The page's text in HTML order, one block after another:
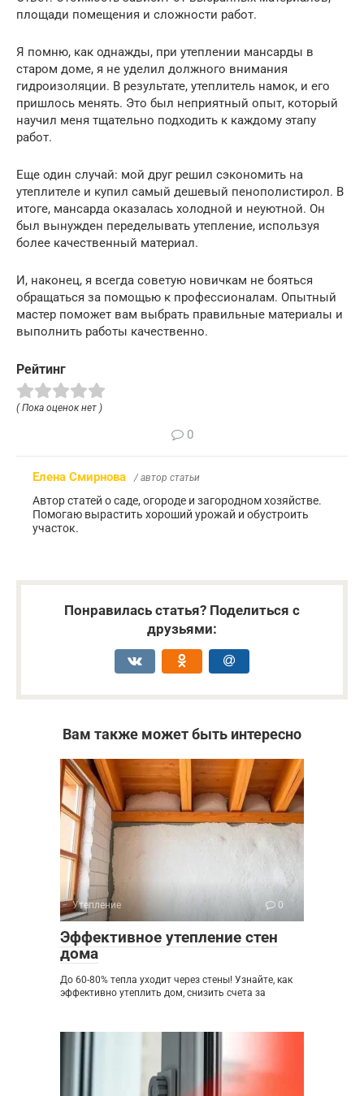
площади помещения и сложности работ.
Я помню, как однажды, при утеплении мансарды в
старом доме, я не уделил должного внимания
гидроизоляции. В результате, утеплитель намок, и его
пришлось менять. Это был неприятный опыт, который
научил меня тщательно подходить к каждому этапу
работ.
Еще один случай: мой друг решил сэкономить на
утеплителе и купил самый дешевый пенополистирол. В
итоге, мансарда оказалась холодной и неуютной. Он
был вынужден переделывать утепление, используя
более качественный материал.
И, наконец, я всегда советую новичкам не бояться
обращаться за помощью к профессионалам. Опытный
мастер поможет вам выбрать правильные материалы и
выполнить работы качественно.
Рейтинг
( Пока оценок нет )
0
Елена Смирнова / автор статьи
Автор статей о саде, огороде и загородном хозяйстве.
Помогаю вырастить хороший урожай и обустроить
участок.
Понравилась статья? Поделиться с
друзьями:
Вам также может быть интересно
Утепление 0
Эффективное утепление стен
дома
До 60-80% тепла уходит через стены! Узнайте, как
эффективно утеплить дом, снизить счета за